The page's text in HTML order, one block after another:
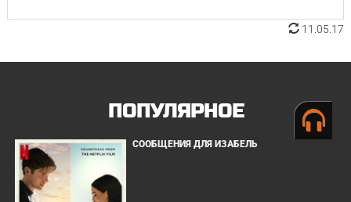
11.05.17
ПОПУЛЯРНОЕ
СООБЩЕНИЯ ДЛЯ ИЗАБЕЛЬ